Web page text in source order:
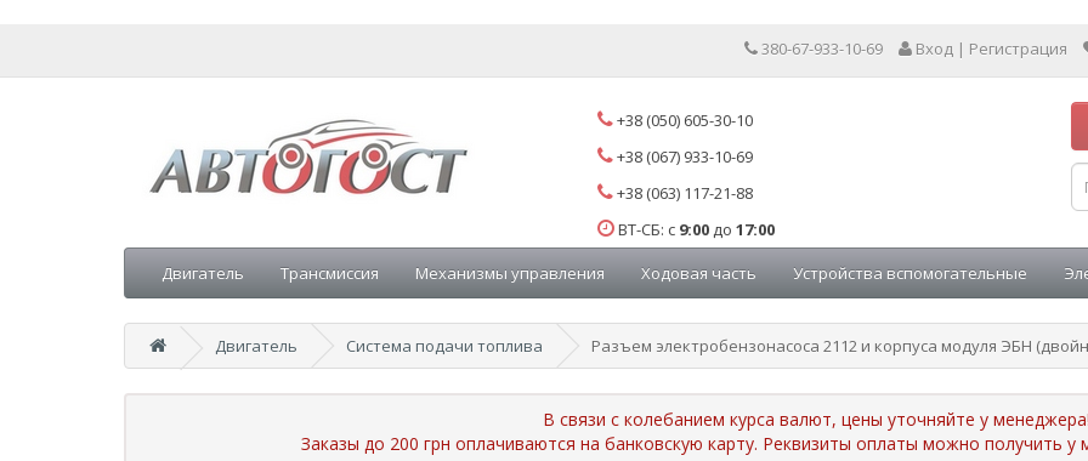
380-67-933-10-69 Вход | Регистрация
+38 (050) 605-30-10
+38 (067) 933-10-69
+38 (063) 117-21-88
ВТ-СБ: с 9:00 до 17:00
Двигатель
Трансмиссия Механизмы управления Ходовая часть Устройства вспомогательные
Двигатель Система подачи топлива Разъем электробензонасоса 2112 и корпуса модуля ЭБН
В связи с колебанием курса валют, цены уточняйте у
Заказы до 200 грн оплачиваются на банковскую карту. Реквизиты оплаты можно получить